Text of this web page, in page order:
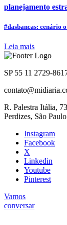
planejamento
#dasbancas: cenário
Leia mais
SP 55 11 2729-
R. Palestra Itália,
Perdizes, São
Instagram
Facebook
X
Linkedin
Youtube
Pinterest
Vamos
conversar